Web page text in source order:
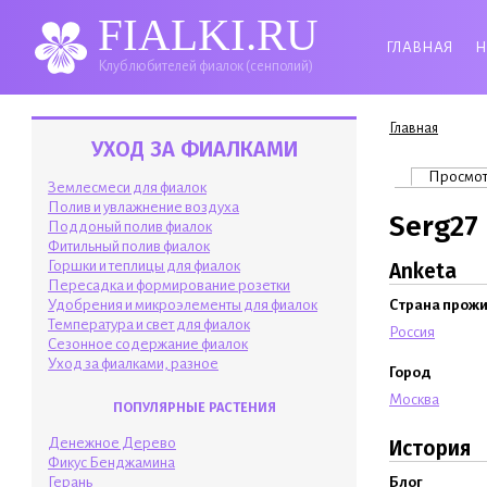
FIALKI.RU
Клуб любителей фиалок (сенполий)
ГЛАВНАЯ
УХОД ЗА ФИАЛКАМИ
Землесмеси для фиалок
Полив и увлажнение воздуха
Поддоный полив фиалок
Фитильный полив фиалок
Горшки и теплицы для фиалок
Пересадка и формирование розетки
Удобрения и микроэлементы для фиалок
Температура и свет для фиалок
Сезонное содержание фиалок
Уход за фиалками, разное
ПОПУЛЯРНЫЕ РАСТЕНИЯ
Денежное Дерево
Фикус Бенджамина
Герань
Вы здесь
Главная
Главные
Serg27
Anketa
Страна
Россия
Город
Москва
История
Блог